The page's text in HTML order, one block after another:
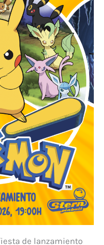
de lanzamiento